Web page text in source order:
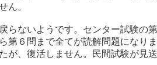
ん。
らないようです。センター試験の
６問まで全てが読解問題になり
、復活しません。民間試験が見